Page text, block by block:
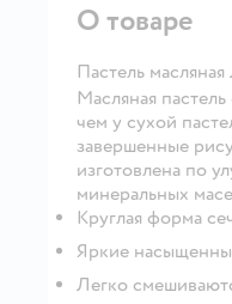
О товаре
Пастель
Масляная
чем у сухой
завершенные
изготовлена по
минеральных
Круглая форма
Яркие
Легко